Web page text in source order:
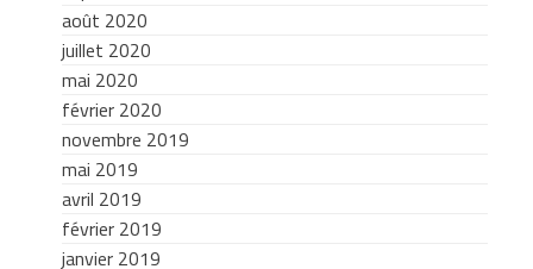
août 2020
juillet 2020
mai 2020
février 2020
novembre 2019
mai 2019
avril 2019
février 2019
janvier 2019